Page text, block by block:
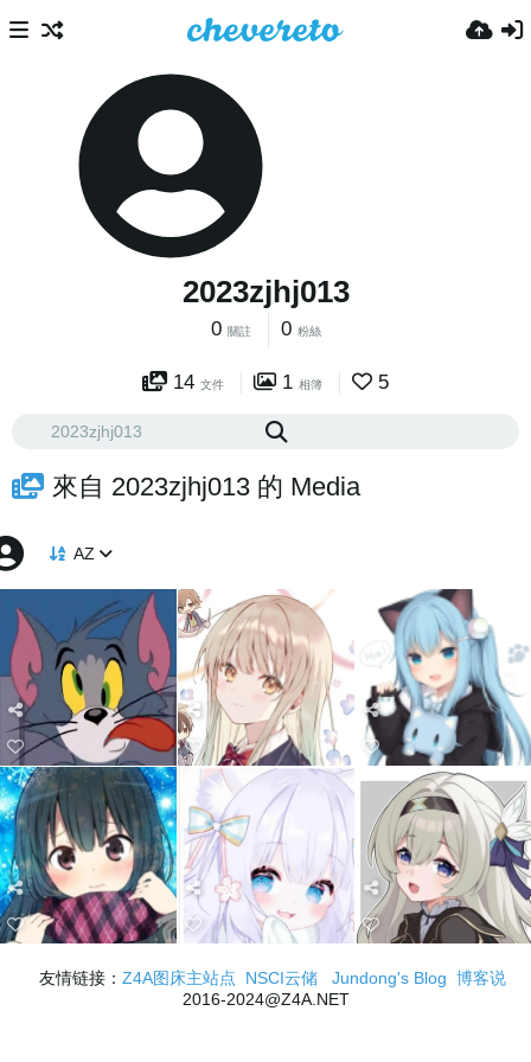
2023zjhj013
0 關註 0 粉絲
14 文件 1 相簿 5
來自 2023zjhj013 的 Media
AZ
友情链接： Z4A图床主站点 NSCI云储 Jundong's Blog 博客说
2016-2024@Z4A.NET